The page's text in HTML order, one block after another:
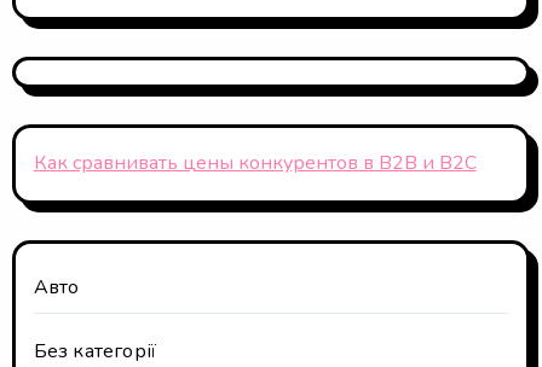
Как сравнивать цены конкурентов в B2B и B2C
Авто
Без категорії